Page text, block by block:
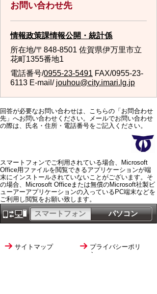
お問い合わせ先
情報政策課情報公開・統計係
所在地/〒848-8501 佐賀県伊万里市立
花町1355番地1
電話番号/0955-23-5491 FAX/0955-23-
6113 E-mail/ jouhou@city.imari.lg.jp
回答が必要なお問い合わせは、こちらの「お問合わせ
先」へお問い合わせください。メールでお問い合わせ
の際は、氏名・住所・電話番号をご記入ください。
スマートフォンでご利用されている場合、Microsoft
Office用ファイルを閲覧できるアプリケーションが端
末にインストールされていないことがございます。そ
の場合、Microsoft Officeまたは無償のMicrosoft社製ビ
ューアーアプリケーションの入っているPC端末などを
ご利用し閲覧をお願い致します。
パソコン
スマートフォン
サイトマップ
プライバシーポリ
シー